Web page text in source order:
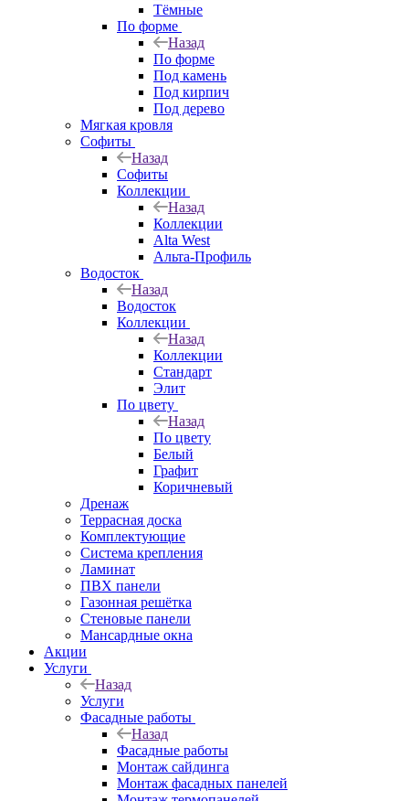
Тёмные
По форме
Назад
По форме
Под камень
Под кирпич
Под дерево
Мягкая кровля
Софиты
Назад
Софиты
Коллекции
Назад
Коллекции
Alta West
Альта-Профиль
Водосток
Назад
Водосток
Коллекции
Назад
Коллекции
Стандарт
Элит
По цвету
Назад
По цвету
Белый
Графит
Коричневый
Дренаж
Террасная доска
Комплектующие
Система крепления
Ламинат
ПВХ панели
Газонная решётка
Стеновые панели
Мансардные окна
Акции
Услуги
Назад
Услуги
Фасадные работы
Назад
Фасадные работы
Монтаж сайдинга
Монтаж фасадных панелей